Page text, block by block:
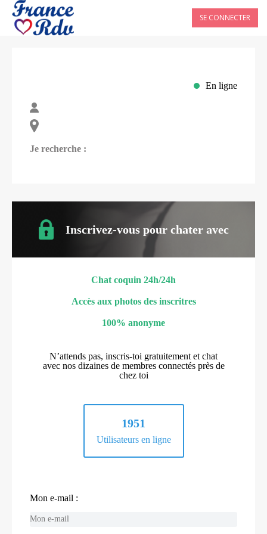
SE CONNECTER
En ligne
Je recherche :
Inscrivez-vous pour chater avec
Chat coquin 24h/24h
Accès aux photos des inscritres
100% anonyme
N’attends pas, inscris-toi gratuitement et chat
avec nos dizaines de membres connectés près de
chez toi
1951
Utilisateurs en ligne
Mon e-mail :